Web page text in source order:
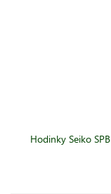
Hodinky Seiko